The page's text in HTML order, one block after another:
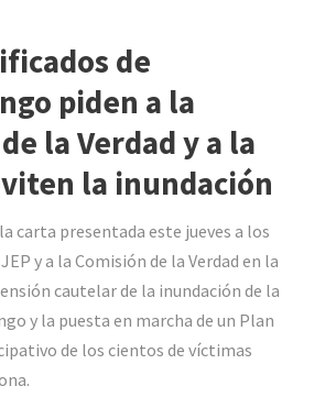
de
piden a la
la Verdad y a la
la inundación
carta presentada este jueves a los
y a la Comisión de la Verdad en la
cautelar de la inundación de la
y la puesta en marcha de un Plan
de los cientos de víctimas